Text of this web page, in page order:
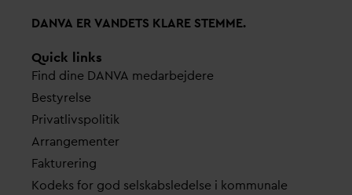
DANVA ERVANDETS KLARE STEMME.
Quick links
Find dine DANVA medarbejdere
Bestyrelse
Privatlivspolitik
Arrangementer
Fakturering
Kodeks for god selskabsledelse i kommunale